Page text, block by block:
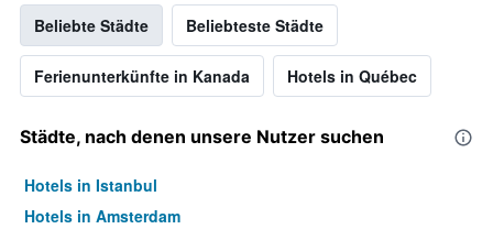
Beliebte Städte Beliebteste Städte
Ferienunterkünfte in Kanada Hotels in Québec
Städte, nach denen unsere Nutzer suchen
Hotels in Istanbul
Hotels in Amsterdam